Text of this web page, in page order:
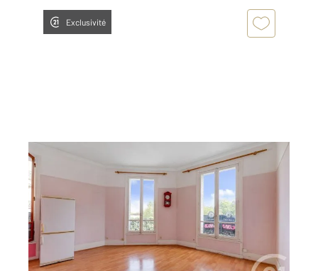
Exclusivité
MONTROUGE 92
25,23 m
, 1 pièce
Ref : 11155
Appartement F1 à vendre
175 000 €
Visiter le site dédié